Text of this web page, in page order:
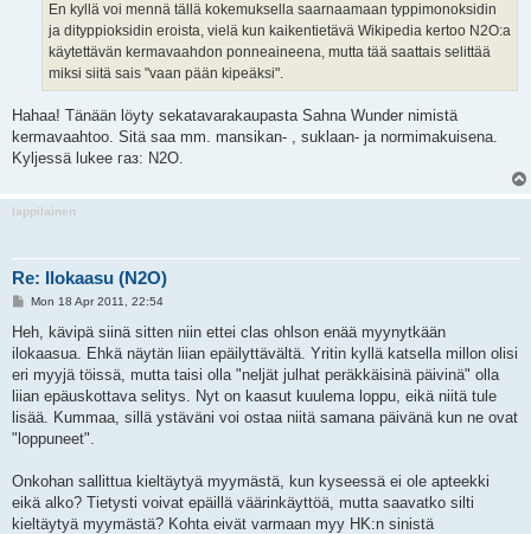
En kyllä voi mennä tällä kokemuksella saarnaamaan typpimonoksidin
ja dityppioksidin eroista, vielä kun kaikentietävä Wikipedia kertoo N2O:a
käytettävän kermavaahdon ponneaineena, mutta tää saattais selittää
miksi siitä sais "vaan pään kipeäksi".
Hahaa! Tänään löyty sekatavarakaupasta Sahna Wunder nimistä
kermavaahtoo. Sitä saa mm. mansikan- , suklaan- ja normimakuisena.
Kyljessä lukee газ: N2O.
lappilainen
Re: Ilokaasu (N2O)
P
s
Mon 18 Apr 2011, 22:54
Heh, kävipä siinä sitten niin ettei clas ohlson enää myynytkään
ilokaasua. Ehkä näytän liian epäilyttävältä. Yritin kyllä katsella millon olisi
eri myyjä töissä, mutta taisi olla "neljät julhat peräkkäisinä päivinä" olla
liian epäuskottava selitys. Nyt on kaasut kuulema loppu, eikä niitä tule
lisää. Kummaa, sillä ystäväni voi ostaa niitä samana päivänä kun ne ovat
"loppuneet".
Onkohan sallittua kieltäytyä myymästä, kun kyseessä ei ole apteekki
eikä alko? Tietysti voivat epäillä väärinkäyttöä, mutta saavatko silti
kieltäytyä myymästä? Kohta eivät varmaan myy HK:n sinistä